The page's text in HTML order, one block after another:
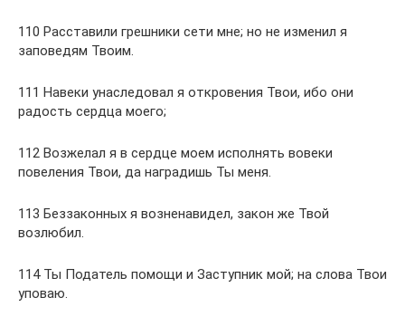
110 Расставили грешники сети мне; но не изменил я
заповедям Твоим.
111 Навеки унаследовал я откровения Твои, ибо они
радость сердца моего;
112 Возжелал я в сердце моем исполнять вовеки
повеления Твои, да наградишь Ты меня.
113 Беззаконных я возненавидел, закон же Твой
возлюбил.
114 Ты Податель помощи и Заступник мой; на слова Твои
уповаю.